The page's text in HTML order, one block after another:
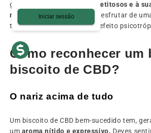
graças aos seus
aromas apetitosos e à
moderna.É uma forma de desfrutar de
trabalhada sem procurar o efeito
Como reconhecer um
biscoito de CBD?
O nariz acima de tudo
Um biscoito de CBD bem-sucedido tem,
um aroma nítido e expressivo. Deves
Iniciar sessão